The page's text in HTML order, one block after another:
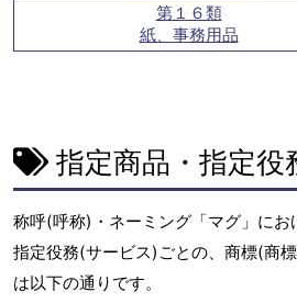
第１６類
紙、事務用品
指定商品・指定役
称呼(呼称)・ネーミング「マグ」にお
指定役務(サービス)ごとの、商標(商
は以下の通りです。